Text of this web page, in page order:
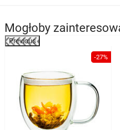
Mogłoby
Previous
-27%